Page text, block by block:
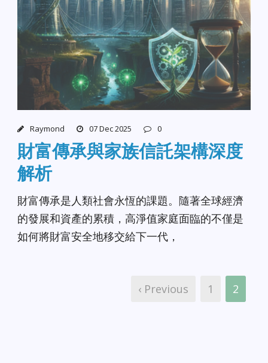
Raymond 07 Dec 2025 0
財富傳承與家族信託架構深度
解析
財富傳承是人類社會永恆的課題。隨著全球經濟
的發展和資產的累積，高淨值家庭面臨的不僅是
如何將財富安全地移交給下一代，
‹ Previous 1 2